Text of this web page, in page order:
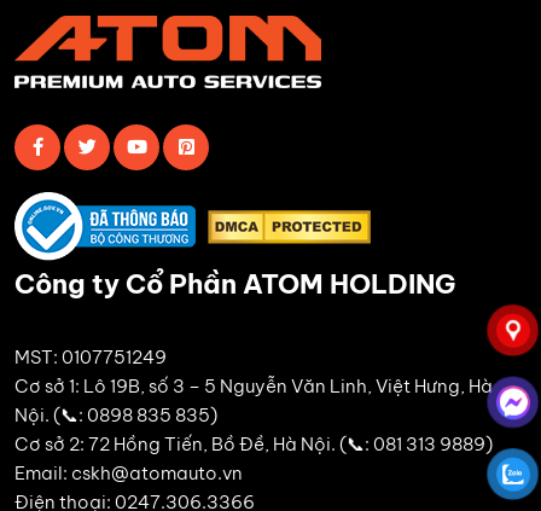
Công ty Cổ Phần ATOM HOLDING
MST: 0107751249
Cơ sở 1: Lô 19B, số 3 – 5 Nguyễn Văn Linh, Việt Hưng, Hà
Nội. (📞: 0898 835 835)
Cơ sở 2: 72 Hồng Tiến, Bồ Đề, Hà Nội. (📞: 081 313 9889)
Email: cskh@atomauto.vn
Điện thoại: 0247.306.3366